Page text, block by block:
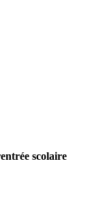
scolaire